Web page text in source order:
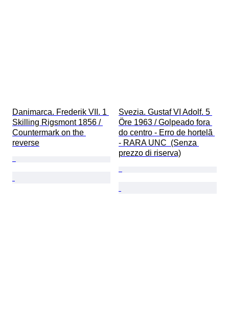
Danimarca. Frederik VII. 1
Skilling Rigsmont 1856 /
Countermark on the
reverse
Svezia. Gustaf VI Adolf. 5
Öre 1963 / Golpeado fora
do centro - Erro de hortelã
- RARA UNC  (Senza
prezzo di riserva)